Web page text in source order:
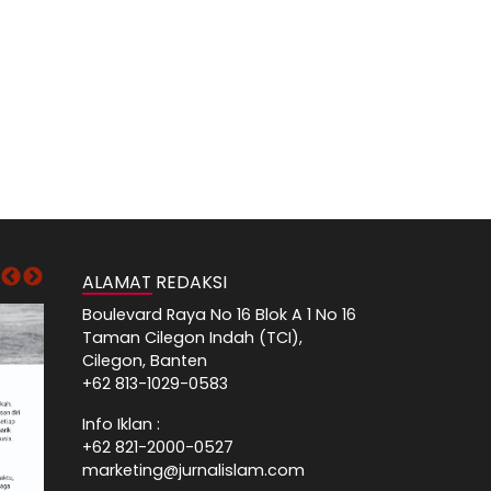
ALAMAT REDAKSI
Boulevard Raya No 16 Blok A 1 No 16
Taman Cilegon Indah (TCI),
Cilegon, Banten
+62 813-1029-0583
Info Iklan :
+62 821-2000-0527
marketing@jurnalislam.com